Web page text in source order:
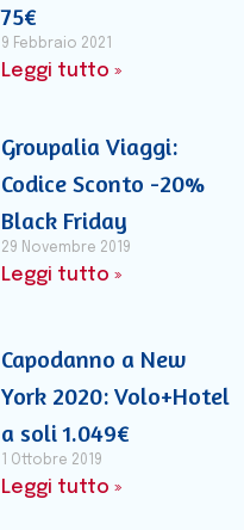
75€
9 Febbraio 2021
Leggi tutto »
Groupalia Viaggi:
Codice Sconto -20%
Black Friday
29 Novembre 2019
Leggi tutto »
Capodanno a New
York 2020: Volo+Hotel
a soli 1.049€
1 Ottobre 2019
Leggi tutto »